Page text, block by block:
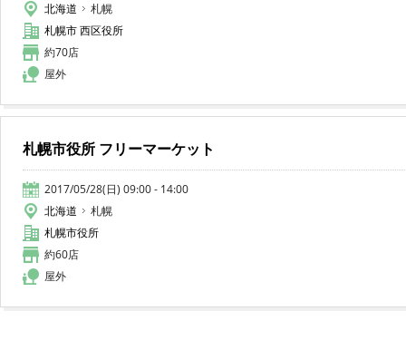
北海道
札幌
札幌市 西区役所
約70店
屋外
札幌市役所 フリーマーケット
2017/05/28(日) 09:00 - 14:00
北海道
札幌
札幌市役所
約60店
屋外